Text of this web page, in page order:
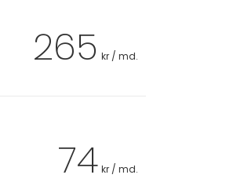
265 kr / md.
74 kr / md.